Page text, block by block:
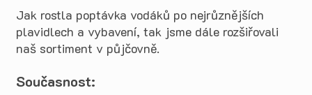
Jak rostla poptávka vodáků po nejrůznějších
plavidlech a vybavení, tak jsme dále rozšiřovali
naš sortiment v půjčovně.
Současnost: